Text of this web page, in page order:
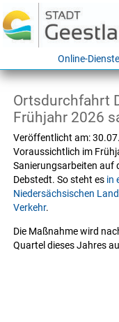
Online-Dienste
Ortsdurchfahrt
Frühjahr 2026
Veröffentlicht am:
Voraussichtlich im
Sanierungsarbeiten auf
Debstedt. So steht es in
Niedersächsischen
Verkehr.
Die Maßnahme wird
Quartel dieses Jahres